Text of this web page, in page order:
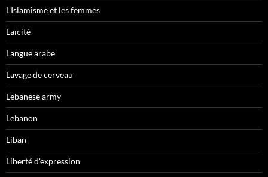
L'Islamisme et les femmes
Laïcité
Langue arabe
Lavage de cerveau
Lebanese army
Lebanon
Liban
Liberté d'expression